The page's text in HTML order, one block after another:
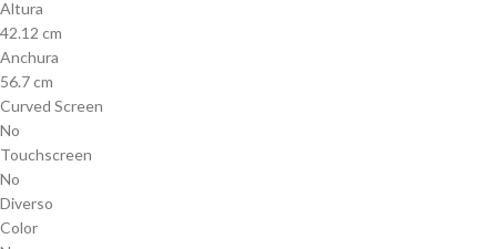
Altura
42.12 cm
Anchura
56.7 cm
Curved Screen
No
Touchscreen
No
Diverso
Color